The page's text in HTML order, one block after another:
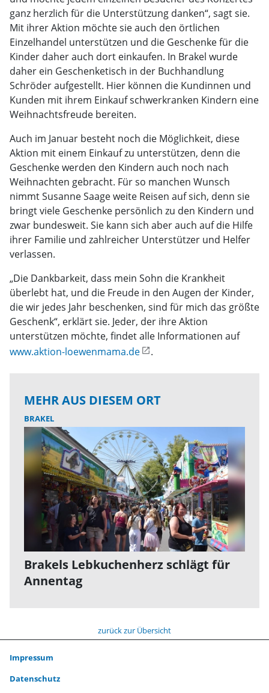
ganz herzlich für die Unterstützung danken“, sagt sie.
Mit ihrer Aktion möchte sie auch den örtlichen
Einzelhandel unterstützen und die Geschenke für die
Kinder daher auch dort einkaufen. In Brakel wurde
daher ein Geschenketisch in der Buchhandlung
Schröder aufgestellt. Hier können die Kundinnen und
Kunden mit ihrem Einkauf schwerkranken Kindern eine
Weihnachtsfreude bereiten.
Auch im Januar besteht noch die Möglichkeit, diese
Aktion mit einem Einkauf zu unterstützen, denn die
Geschenke werden den Kindern auch noch nach
Weihnachten gebracht. Für so manchen Wunsch
nimmt Susanne Saage weite Reisen auf sich, denn sie
bringt viele Geschenke persönlich zu den Kindern und
zwar bundesweit. Sie kann sich aber auch auf die Hilfe
ihrer Familie und zahlreicher Unterstützer und Helfer
verlassen.
„Die Dankbarkeit, dass mein Sohn die Krankheit
überlebt hat, und die Freude in den Augen der Kinder,
die wir jedes Jahr beschenken, sind für mich das größte
Geschenk“, erklärt sie. Jeder, der ihre Aktion
unterstützen möchte, findet alle Informationen auf
www.aktion-loewenmama.de
.
MEHR AUS DIESEM ORT
BRAKEL
Brakels Lebkuchenherz schlägt für
Annentag
zurück zur Übersicht
Impressum
Datenschutz